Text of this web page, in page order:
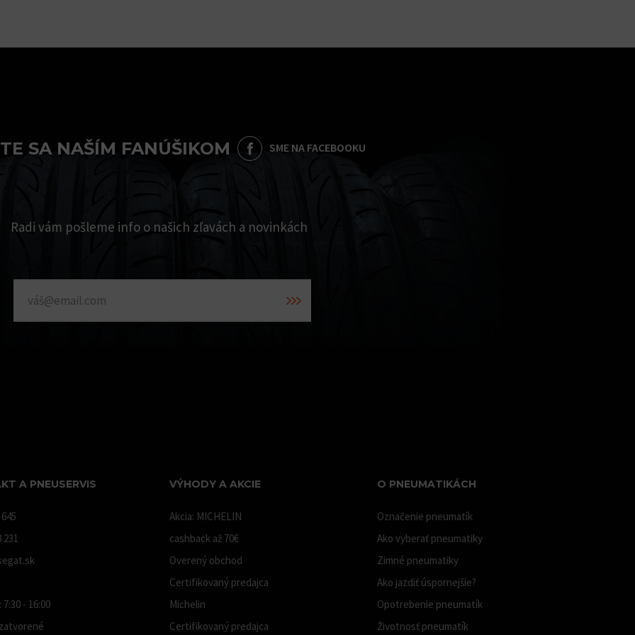
SA NAŠÍM FANÚŠIKOM SME NA FACEBOOKU
Radi vám pošleme info o našich zľavách a novinkách
A PNEUSERVIS
231
- 16:00
VÝHODY A AKCIE
Akcia: MICHELIN
cashback až 70€
Overený obchod
Certifikovaný predajca
Michelin
Certifikovaný predajca
O PNEUMATIKÁCH
Označenie pneumatík
Ako vyberať pneumatiky
Zimné pneumatiky
Ako jazdiť úspornejšie?
Opotrebenie pneumatík
Životnosť pneumatík